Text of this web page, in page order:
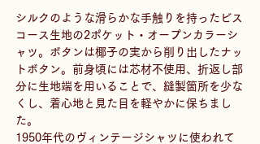
シルクのような滑らかな手触りを持ったビス
コース生地の2ポケット・オープンカラーシ
ャツ。ボタンは椰子の実から削り出したナッ
トボタン。前身頃には芯材不使用、折返し部
分に生地端を用いることで、縫製箇所を少な
くし、着心地と見た目を軽やかに保ちまし
た。
1950年代のヴィンテージシャツに使われて